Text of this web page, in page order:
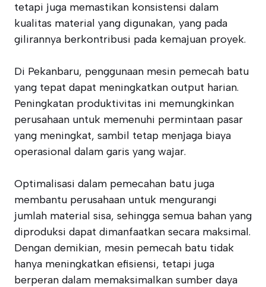
tetapi juga memastikan konsistensi dalam
kualitas material yang digunakan, yang pada
gilirannya berkontribusi pada kemajuan proyek.
Di Pekanbaru, penggunaan mesin pemecah batu
yang tepat dapat meningkatkan output harian.
Peningkatan produktivitas ini memungkinkan
perusahaan untuk memenuhi permintaan pasar
yang meningkat, sambil tetap menjaga biaya
operasional dalam garis yang wajar.
Optimalisasi dalam pemecahan batu juga
membantu perusahaan untuk mengurangi
jumlah material sisa, sehingga semua bahan yang
diproduksi dapat dimanfaatkan secara maksimal.
Dengan demikian, mesin pemecah batu tidak
hanya meningkatkan efisiensi, tetapi juga
berperan dalam memaksimalkan sumber daya